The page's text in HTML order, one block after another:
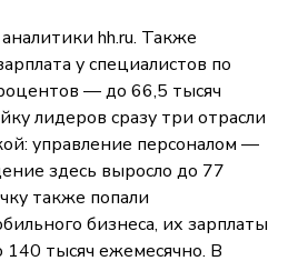
hh.ru. Также
у специалистов по
— до 66,5 тысяч
лидеров сразу три отрасли
управление персоналом —
здесь выросло до 77
также попали
бизнеса, их зарплаты
140 тысяч ежемесячно. В